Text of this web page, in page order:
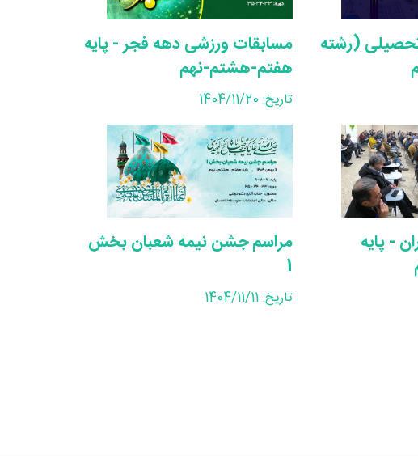
(رشته
مسابقات ورزشی دهه فجر - پایه
هفتم-هشتم-نهم
تاریخ: 1404/11/20
- پایه
مراسم جشن نیمه شعبان بخش
1
تاریخ: 1404/11/11